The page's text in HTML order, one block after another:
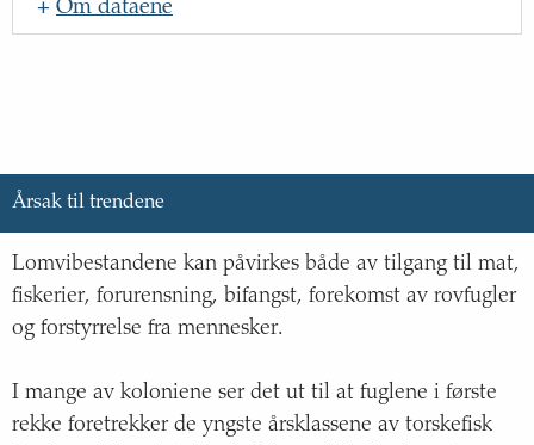
+ Om dataene
Årsak til trendene
Lomvibestandene kan påvirkes både av tilgang til mat,
fiskerier, forurensning, bifangst, forekomst av rovfugler
og forstyrrelse fra mennesker.
I mange av koloniene ser det ut til at fuglene i første
rekke foretrekker de yngste årsklassene av torskefisk